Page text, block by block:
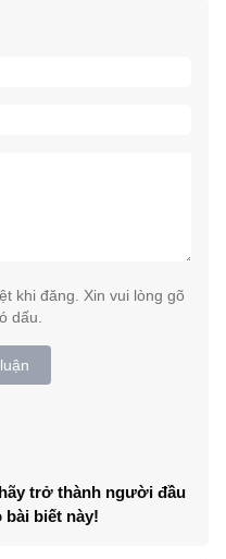
khi đăng. Xin vui lòng gõ
dấu.
trở thành người đầu
bài biết này!